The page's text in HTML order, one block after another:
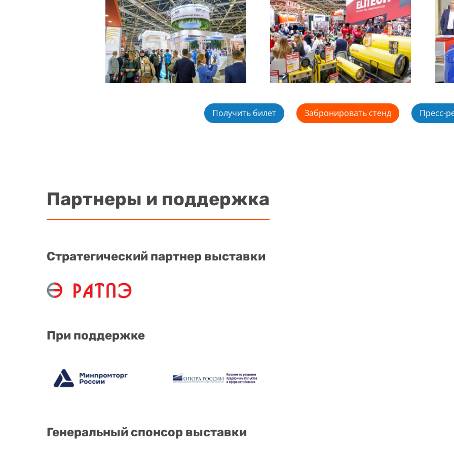
Получить билет Забронировать стенд Пресс-
Партнеры и поддержка
Стратегический партнер выставки
При поддержке
Генеральный спонсор выставки